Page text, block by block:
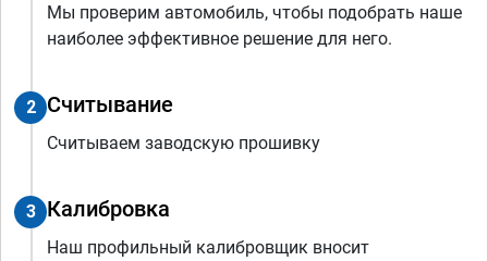
Мы проверим автомобиль, чтобы подобрать наше
наиболее эффективное решение для него.
2 Считывание
Считываем заводскую прошивку
3 Калибровка
Наш профильный калибровщик вносит